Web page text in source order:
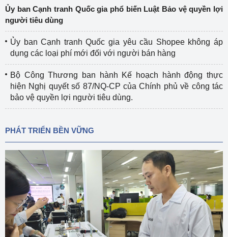
Ủy ban Cạnh tranh Quốc gia phổ biến Luật Bảo vệ quyền lợi
người tiêu dùng
Ủy ban Cạnh tranh Quốc gia yêu cầu Shopee không áp
dụng các loại phí mới đối với người bán hàng
Bộ Công Thương ban hành Kế hoạch hành động thực
hiện Nghị quyết số 87/NQ-CP của Chính phủ về công tác
bảo vệ quyền lợi người tiêu dùng.
PHÁT TRIỂN BỀN VỮNG